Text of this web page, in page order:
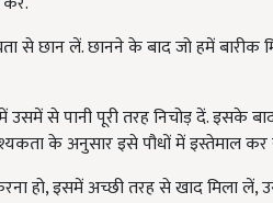
के अनुसार इसे पौधों में इस्तेमाल
हो, इसमें अच्छी तरह से खाद मिला लें,